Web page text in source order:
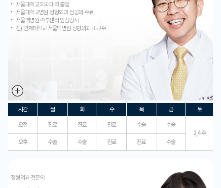
서울대학교 의과대학 졸업
서울대학교병원 정형외과 전공의 수료
서울백병원 족부센터 임상강사
전) 인제대학교 서울백병원 정형외과 조교수
시간 월 화 수 목 금 토
오전 진료 진료 진료 수술
수술
2,4주
오후
수술 수술 진료 진료 수술
정형외과 전문의